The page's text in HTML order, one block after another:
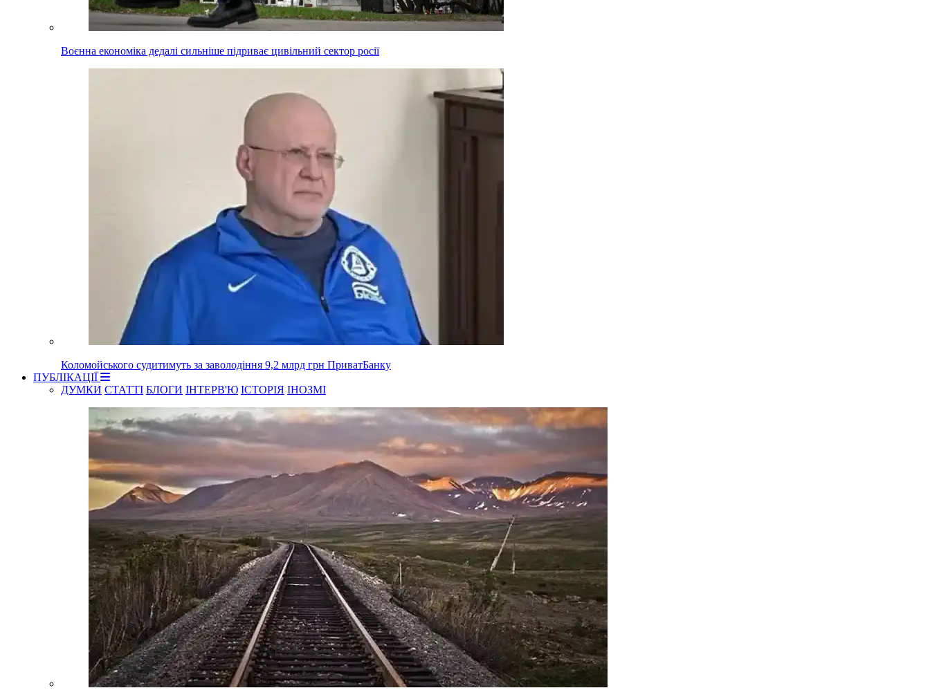
Воєнна економіка дедалі сильніше підриває цивільний сектор росії
Коломойського судитимуть за заволодіння 9,2 млрд грн ПриватБанку
ПУБЛІКАЦІЇ
ДУМКИ СТАТТІ БЛОГИ ІНТЕРВ'Ю ІСТОРІЯ ІНОЗМІ